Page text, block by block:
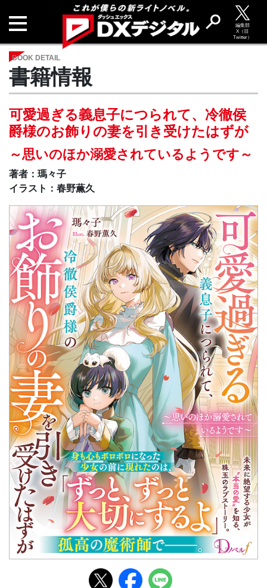
編集部
X（旧
Twitter）
BOOK DETAIL
書籍情報
可愛過ぎる義息子につられて、冷徹侯
爵様のお飾りの妻を引き受けたはずが
～思いのほか溺愛されているようです～
著者：瑪々子
イラスト：春野薫久